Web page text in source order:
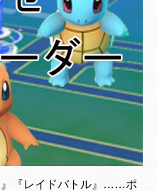
』『レイドバトル』……ポ